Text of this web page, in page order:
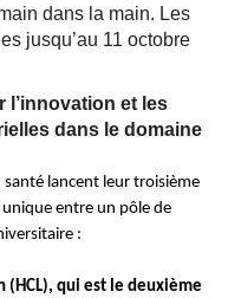
dans la main. Les
jusqu’au 11 octobre
l’innovation et les
dans le domaine
santé lancent leur troisième
entre un pôle de
:
(HCL), qui est le deuxième